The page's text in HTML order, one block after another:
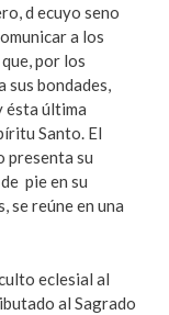
d ecuyo seno
a los
por los
sus bondades,
ésta última
Santo. El
presenta su
pie en su
se reúne en una
eclesial al
al Sagrado